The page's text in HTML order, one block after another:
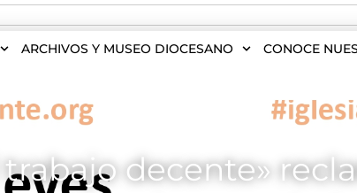
ARCHIVOS Y MUSEO DIOCESANO CONOCE
decente»